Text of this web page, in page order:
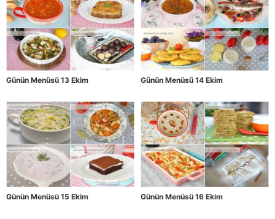
Günün Menüsü 13 Ekim Günün Menüsü 14 Ekim
Günün Menüsü 15 Ekim Günün Menüsü 16 Ekim